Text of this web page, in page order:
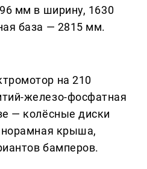
мм в ширину, 1630
база — 2815 мм.
на 210
железо-фосфатная
— колёсные диски
крыша,
бамперов.